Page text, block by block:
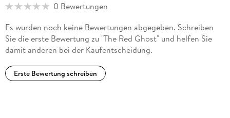
0 Bewertungen
Es wurden noch keine Bewertungen abgegeben. Schreiben
Sie die erste Bewertung zu "The Red Ghost" und helfen Sie
damit anderen bei der Kaufentscheidung.
Erste Bewertung schreiben